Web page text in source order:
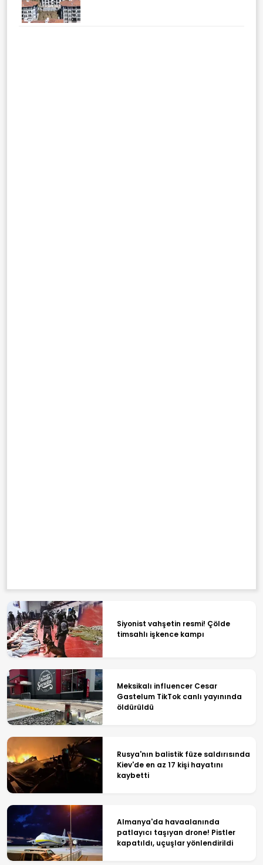
Siyonist vahşetin resmi! Çölde
timsahlı işkence kampı
Meksikalı influencer Cesar
Gastelum TikTok canlı yayınında
öldürüldü
Rusya'nın balistik füze saldırısında
Kiev'de en az 17 kişi hayatını
kaybetti
Almanya'da havaalanında
patlayıcı taşıyan drone! Pistler
kapatıldı, uçuşlar yönlendirildi